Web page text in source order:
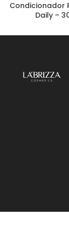
Condicionador
Daily –